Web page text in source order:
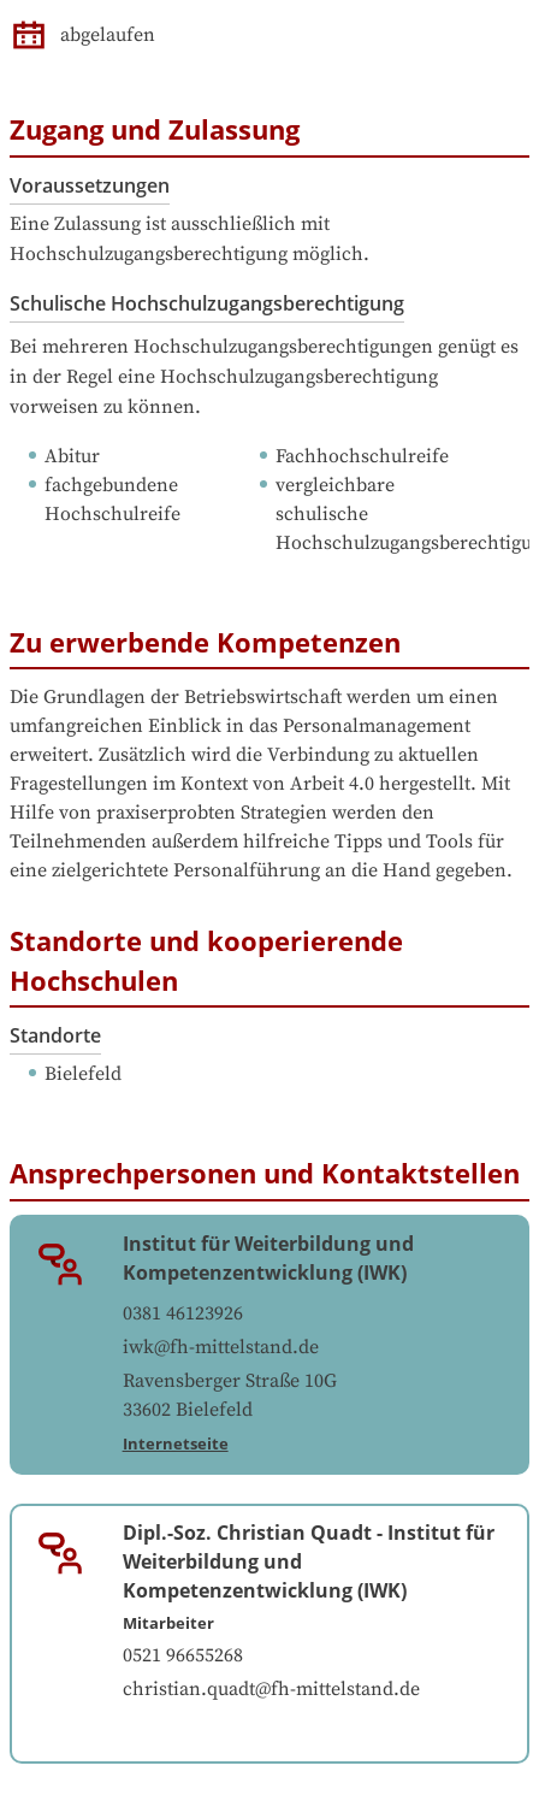
abgelaufen
Zugang und Zulassung
Voraussetzungen
Eine Zulassung ist ausschließlich mit
Hochschulzugangsberechtigung möglich.
Schulische Hochschulzugangsberechtigung
Bei mehreren Hochschulzugangsberechtigungen genügt es
in der Regel eine Hochschulzugangsberechtigung
vorweisen zu können.
Abitur
Fachhochschulreife
fachgebundene
Hochschulreife
vergleichbare
schulische
Zu erwerbende Kompetenzen
Die Grundlagen der Betriebswirtschaft werden um einen
umfangreichen Einblick in das Personalmanagement
erweitert. Zusätzlich wird die Verbindung zu aktuellen
Fragestellungen im Kontext von Arbeit 4.0 hergestellt. Mit
Hilfe von praxiserprobten Strategien werden den
Teilnehmenden außerdem hilfreiche Tipps und Tools für
eine zielgerichtete Personalführung an die Hand gegeben.
Standorte und kooperierende
Hochschulen
Standorte
Bielefeld
Ansprechpersonen und Kontaktstellen
Institut für Weiterbildung und
Kompetenzentwicklung (IWK)
0381 46123926
iwk@fh-mittelstand.de
Ravensberger Straße 10G
33602 Bielefeld
Internetseite
Dipl.-Soz. Christian Quadt - Institut für
Weiterbildung und
Kompetenzentwicklung (IWK)
Mitarbeiter
0521 96655268
christian.quadt@fh-mittelstand.de